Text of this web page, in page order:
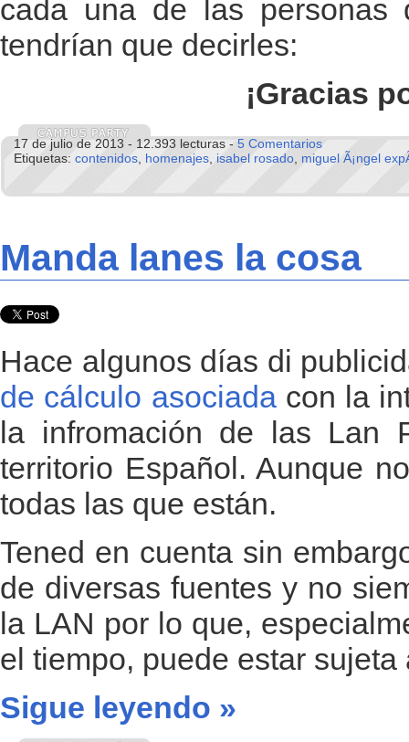
cada una de las personas
tendrían que decirles:
¡Gracias
17 de julio de 2013 - 12.393 lecturas - 5 Comentarios
Etiquetas: contenidos homenajes isabel rosado miguel Ã¡ngel
Manda lanes la cosa
Hace algunos días di
de cálculo asociadacon la
la infromación de las Lan
territorio Español. Aunque
todas las que están.
Tened en cuenta sin
de diversas fuentes y no
la LAN por lo que,
el tiempo, puede estar sujeta
Sigue leyendo »